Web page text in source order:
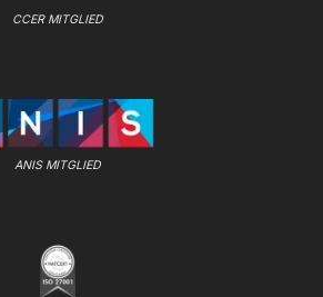
CCER MITGLIED
ANIS MITGLIED